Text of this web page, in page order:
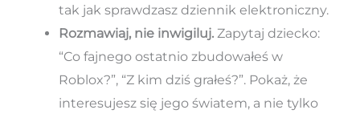
tak jak sprawdzasz dziennik elektroniczny.
Rozmawiaj, nie inwigiluj.Zapytaj dziecko:
“Co fajnego ostatnio zbudowałeś w
Roblox?”, “Z kim dziś grałeś?”. Pokaż, że
interesujesz się jego światem, a nie tylko